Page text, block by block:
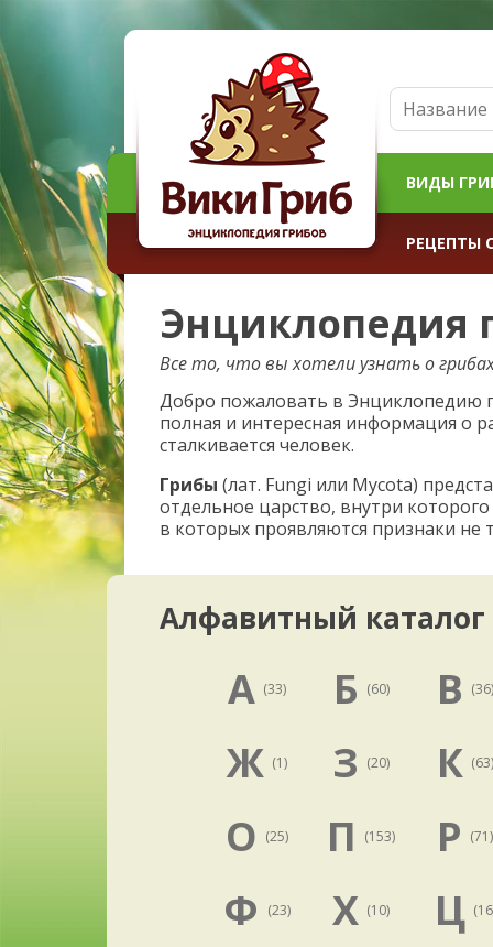
ВИДЫ
РЕЦЕПТЫ
Энциклопедия
Все то, что вы хотели узнать о
Добро пожаловать в Энциклопедию
полная и интересная информация о
сталкивается человек.
Грибы (лат. Fungi или Mycota)
отдельное царство, внутри
в которых проявляются признаки не
Алфавитный каталог
А (33) Б (60) В (36)
Ж (1) З (20) К (63)
О (25) П (153) Р (71)
Ф (23) Х (10) Ц